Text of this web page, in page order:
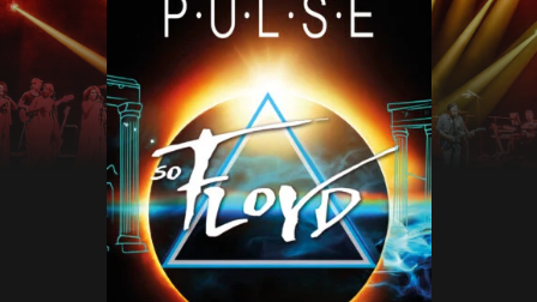
ENVOYER
Rivaj Group traite votre adresse électronique pour la gestion de votre
abonnement à la newsletter deMACH 36
. Vous pouvez retirer votre
consentement à tout moment. Pour en savoir plus, consultez notrepolitique de
protection des données.